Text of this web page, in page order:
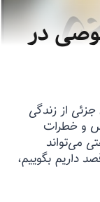
در
از زندگی
و خطرات
می‌تواند
داریم بگوییم،